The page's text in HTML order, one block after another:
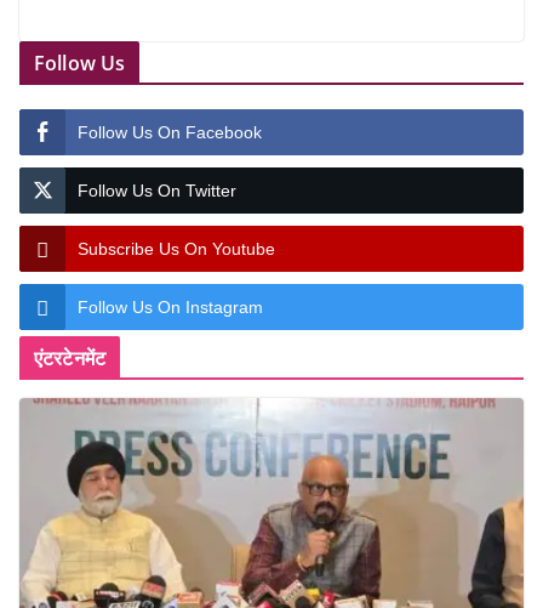
Follow Us
Follow Us On Facebook
Follow Us On Twitter
Subscribe Us On Youtube
Follow Us On Instagram
एंटरटेनमेंट